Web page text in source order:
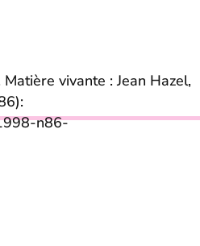
Matière vivante : Jean Hazel,
n86-